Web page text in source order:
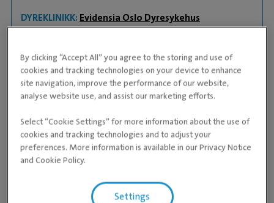
DYREKLINIKK: Evidensia Oslo Dyresykehus
Oftalmologi
Eksempler på særskilte tjenester du kan få utført hos
Ernst-Otto er:
Øyelysing
Avansert oftalmologisk kirurgi (inkl.
kataraktkirurgi, laserkirurgi mm.)
By clicking “Accept All” you agree to the storing and use of
cookies and tracking technologies on your device to enhance
site navigation, improve the performance of our website,
analyse website use, and assist our marketing efforts.
Select “Cookie Settings” for more information about the use of
cookies and tracking technologies and to adjust your
preferences. More information is available in our Privacy Notice
and Cookie Policy.
Settings